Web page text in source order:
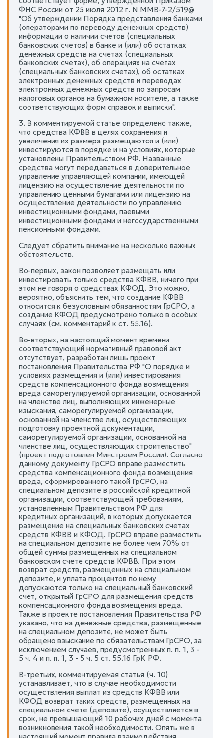
ФНС России от 25 июля 2012 г. N ММВ-7-2/519@
"Об утверждении Порядка представления банками
(операторами по переводу денежных средств)
информации о наличии счетов (специальных
банковских счетов) в банке и (или) об остатках
денежных средств на счетах (специальных
банковских счетах), об операциях на счетах
(специальных банковских счетах), об остатках
электронных денежных средств и переводах
электронных денежных средств по запросам
налоговых органов на бумажном носителе, а также
соответствующих форм справок и выписки".
3. В комментируемой статье определено также,
что средства КФВВ в целях сохранения и
увеличения их размера размещаются и (или)
инвестируются в порядке и на условиях, которые
установлены Правительством РФ. Названные
средства могут передаваться в доверительное
управление управляющей компании, имеющей
лицензию на осуществление деятельности по
управлению ценными бумагами или лицензию на
осуществление деятельности по управлению
инвестиционными фондами, паевыми
инвестиционными фондами и негосударственными
пенсионными фондами.
Следует обратить внимание на несколько важных
обстоятельств.
Во-первых, закон позволяет размещать или
инвестировать только средства КФВВ, ничего при
этом не говоря о средствах КФОД. Это можно,
вероятно, объяснить тем, что создание КФВВ
относится к безусловным обязанностям ГрСРО, а
создание КФОД предусмотрено только в особых
случаях (см. комментарий к ст. 55.16).
Во-вторых, на настоящий момент времени
соответствующий нормативный правовой акт
отсутствует, разработан лишь проект
постановления Правительства РФ "О порядке и
условиях размещения и (или) инвестирования
средств компенсационного фонда возмещения
вреда саморегулируемой организации, основанной
на членстве лиц, выполняющих инженерные
изыскания, саморегулируемой организации,
основанной на членстве лиц, осуществляющих
подготовку проектной документации,
саморегулируемой организации, основанной на
членстве лиц, осуществляющих строительство"
(проект подготовлен Минстроем России). Согласно
данному документу ГрСРО вправе разместить
средства компенсационного фонда возмещения
вреда, сформированного такой ГрСРО, на
специальном депозите в российской кредитной
организации, соответствующей требованиям,
установленным Правительством РФ для
кредитных организаций, в которых допускается
размещение на специальных банковских счетах
средств КФВВ и КФОД. ГрСРО вправе разместить
на специальном депозите не более чем 70% от
общей суммы размещенных на специальном
банковском счете средств КФВВ. При этом
возврат средств, размещенных на специальном
депозите, и уплата процентов по нему
допускаются только на специальный банковский
счет, открытый ГрСРО для размещения средств
компенсационного фонда возмещения вреда.
Также в проекте постановления Правительства РФ
указано, что на денежные средства, размещенные
на специальном депозите, не может быть
обращено взыскание по обязательствам ГрСРО, за
исключением случаев, предусмотренных п. п. 1, 3 -
5 ч. 4 и п. п. 1, 3 - 5 ч. 5 ст. 55.16 ГрК РФ.
В-третьих, комментируемая статья (ч. 10)
устанавливает, что в случае необходимости
осуществления выплат из средств КФВВ или
КФОД возврат таких средств, размещенных на
специальном счете (депозите), осуществляется в
срок, не превышающий 10 рабочих дней с момента
возникновения такой необходимости. Опять же в
настоящий момент правила взаимодействия